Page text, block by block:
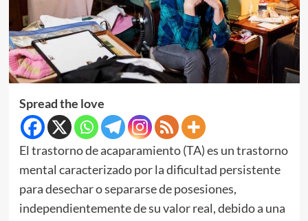
Spread the love
El trastorno de acaparamiento (TA) es un trastorno
mental caracterizado por la dificultad persistente
para desechar o separarse de posesiones,
independientemente de su valor real, debido a una